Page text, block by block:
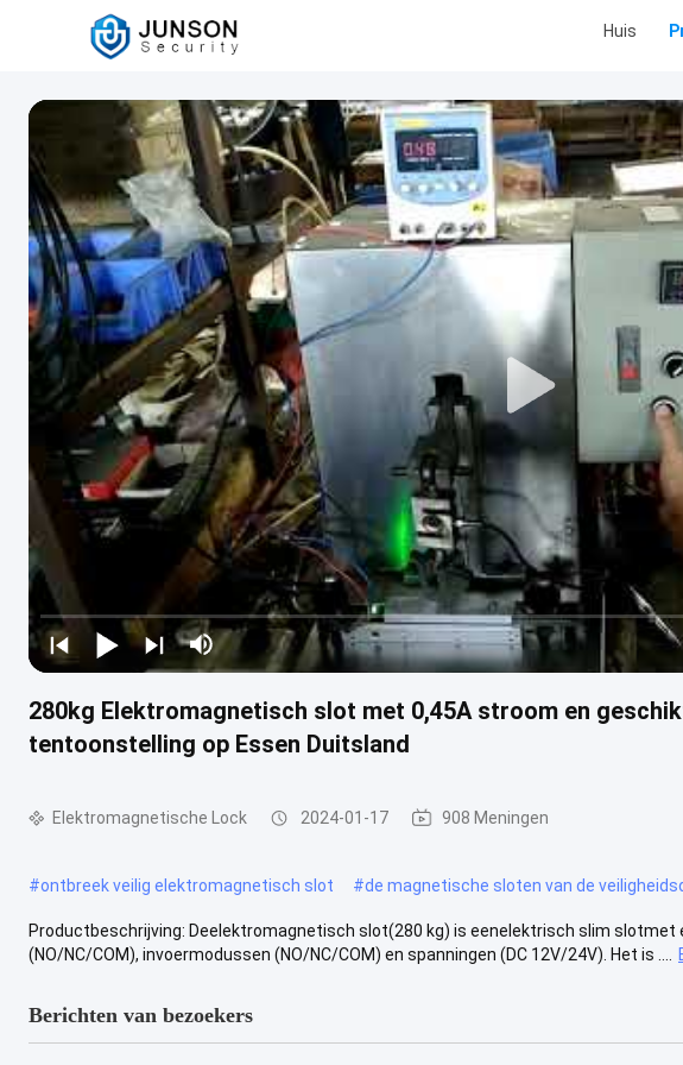
Huis
280kg Elektromagnetisch slot met 0,45A stroom en
tentoonstelling op Essen Duitsland
Elektromagnetische Lock 2024-01-17 908 Meningen
#ontbreek veilig elektromagnetisch slot #de magnetische sloten van de
Productbeschrijving: Deelektromagnetisch slot(280 kg) is eenelektrisch slim slotmet
(NO/NC/COM), invoermodussen (NO/NC/COM) en spanningen (DC 12V/24V). Het is ....
Berichten van bezoekers